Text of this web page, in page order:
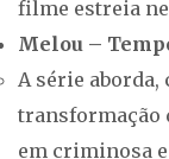
filme estreia
Melou –
A série aborda,
transformação
em criminosa